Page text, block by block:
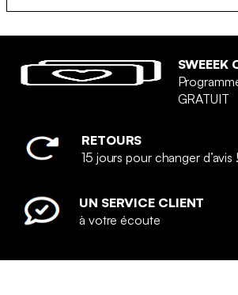
SWEEEK
GRATUIT
RETOURS
15 jours pour changer d’avis !
UN SERVICE CLIENT
à votre écoute